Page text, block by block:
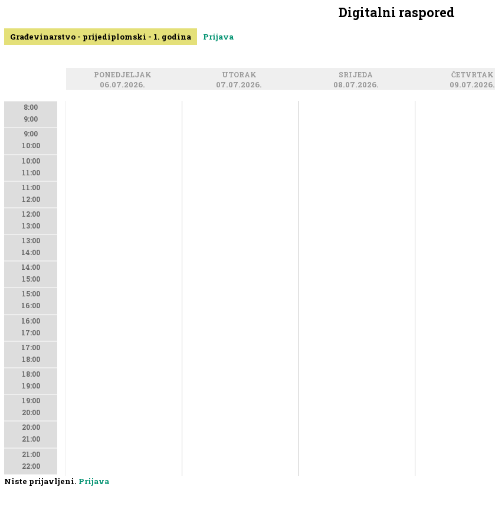
Digitalni raspored
Građevinarstvo - prijediplomski - 1. godina Prijava
PONEDJELJAK
06.07.2026.
UTORAK
07.07.2026.
SRIJEDA
08.07.2026.
ČETVRTAK
09.07.2026.
8:00
9:00
9:00
10:00
10:00
11:00
11:00
12:00
12:00
13:00
13:00
14:00
14:00
15:00
15:00
16:00
16:00
17:00
17:00
18:00
18:00
19:00
19:00
20:00
20:00
21:00
21:00
22:00
Niste prijavljeni. Prijava